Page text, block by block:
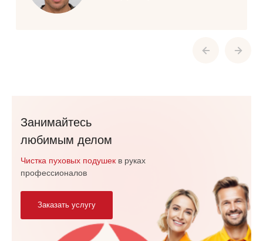
Занимайтесь
любимым делом
Чистка пуховых подушек в руках
профессионалов
Заказать услугу